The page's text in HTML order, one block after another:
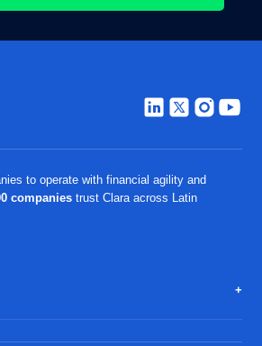
to operate with financial agility and
companiestrust Clara across Latin